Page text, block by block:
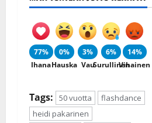
77%
Ihana
0%
Hauska
3%
Vau
6%
Surullinen
14%
Vihainen
Tags: 50 vuotta
flashdance
heidi pakarinen